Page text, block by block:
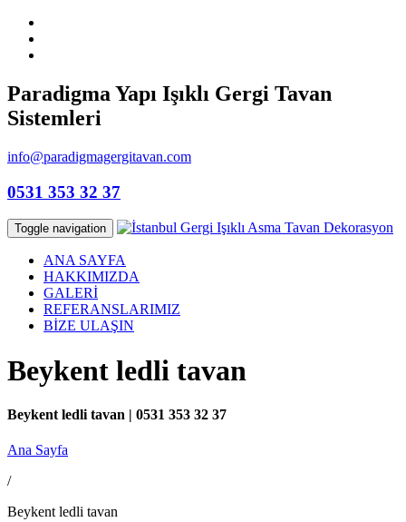
Paradigma Yapı Işıklı Gergi Tavan
Sistemleri
info@paradigmagergitavan.com
0531 353 32 37
Toggle navigation
ANA SAYFA
HAKKIMIZDA
GALERİ
REFERANSLARIMIZ
BİZE ULAŞIN
Beykent ledli tavan
Beykent ledli tavan | 0531 353 32 37
Ana Sayfa
/
Beykent ledli tavan